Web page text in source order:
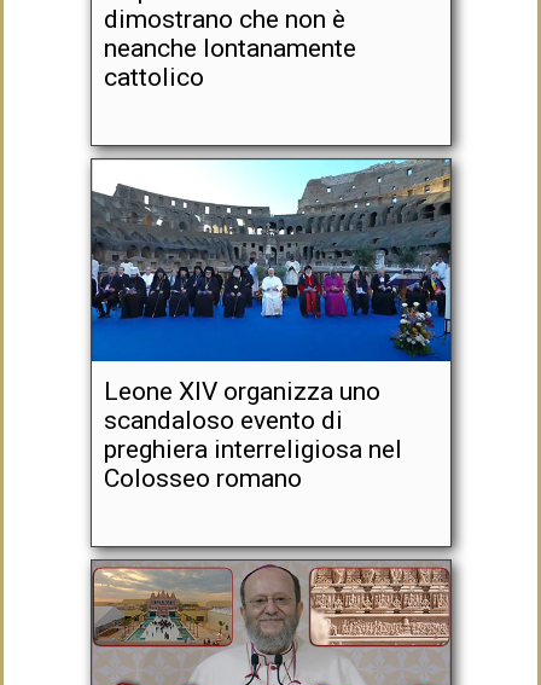
dimostrano che non è
neanche lontanamente
cattolico
Leone XIV organizza uno
scandaloso evento di
preghiera interreligiosa nel
Colosseo romano